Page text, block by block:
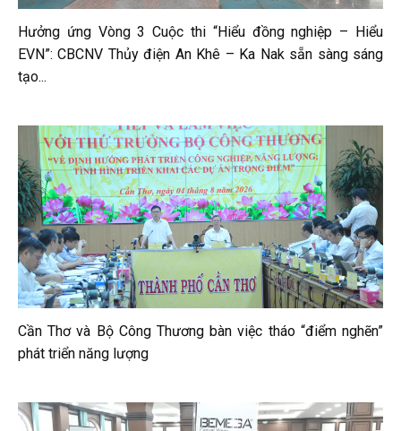
Hưởng ứng Vòng 3 Cuộc thi “Hiểu đồng nghiệp – Hiểu
EVN”: CBCNV Thủy điện An Khê – Ka Nak sẵn sàng sáng
tạo...
Cần Thơ và Bộ Công Thương bàn việc tháo “điểm nghẽn”
phát triển năng lượng